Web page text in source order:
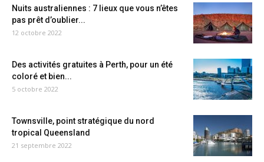
Nuits australiennes : 7 lieux que vous n’êtes
pas prêt d’oublier...
12 octobre 2022
Des activités gratuites à Perth, pour un été
coloré et bien...
5 octobre 2022
Townsville, point stratégique du nord
tropical Queensland
21 septembre 2022